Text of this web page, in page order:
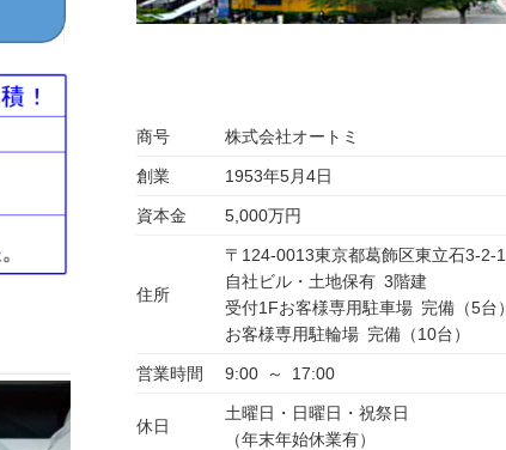
商号 株式会社オートミ
創業 1953年5月4日
資本金 5,000万円
住所
〒124-0013東京都葛飾区東立石3-2-1
自社ビル・土地保有 3階建
受付1Fお客様専用駐車場 完備（5台）
お客様専用駐輪場 完備（10台）
営業時間 9:00 ～ 17:00
休日
土曜日・日曜日・祝祭日
（年末年始休業有）